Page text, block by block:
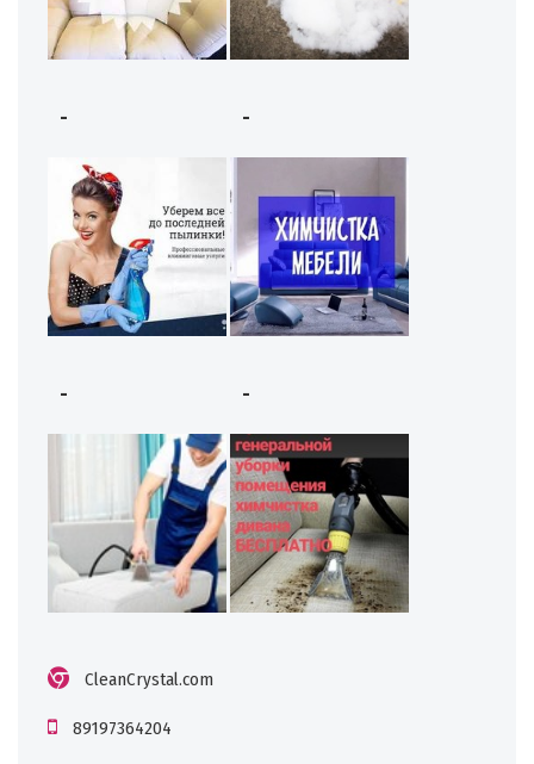
- -
- -
CleanCrystal.com
89197364204